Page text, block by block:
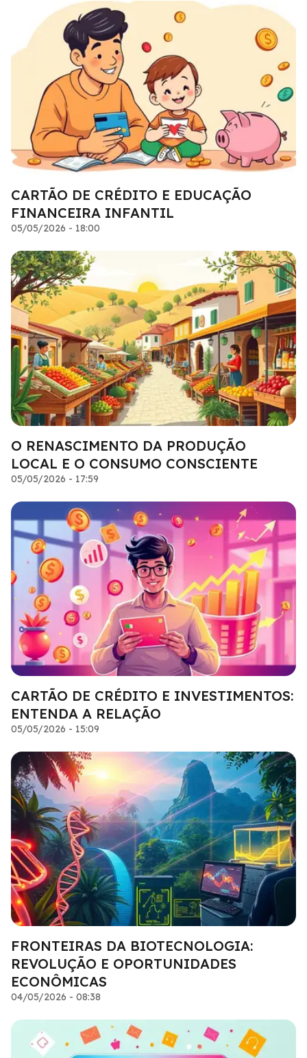
CARTÃO DE CRÉDITO E EDUCAÇÃO
FINANCEIRA INFANTIL
05/05/2026 - 18:00
O RENASCIMENTO DA PRODUÇÃO
LOCAL E O CONSUMO CONSCIENTE
05/05/2026 - 17:59
CARTÃO DE CRÉDITO E INVESTIMENTOS:
ENTENDA A RELAÇÃO
05/05/2026 - 15:09
FRONTEIRAS DA BIOTECNOLOGIA:
REVOLUÇÃO E OPORTUNIDADES
ECONÔMICAS
04/05/2026 - 08:38